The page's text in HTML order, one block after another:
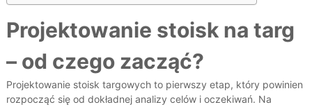
Projektowanie stoisk na targ
– od czego zacząć?
Projektowanie stoisk targowych to pierwszy etap, który powinien
rozpocząć się od dokładnej analizy celów i oczekiwań. Na